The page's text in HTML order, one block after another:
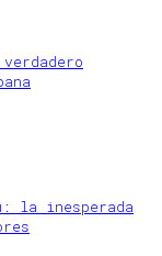
la inesperada